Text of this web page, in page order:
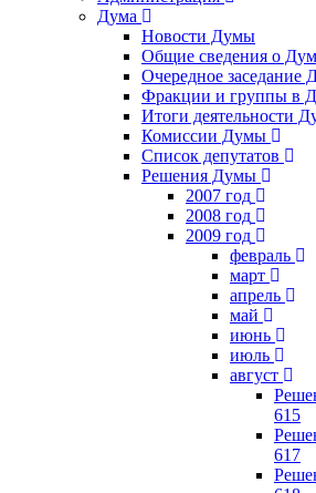
Дума
Новости Думы
Общие сведения о
Очередное заседание
Фракции и группы в
Итоги деятельности
Комиссии Думы
Список депутатов
Решения Думы
2007 год
2008 год
2009 год
февраль
март
апрель
май
июнь
июль
август
615
617